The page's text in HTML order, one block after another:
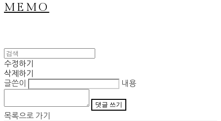
MEMO
수정하기
삭제하기
글쓴이
내용
댓글 쓰기
목록으로 가기